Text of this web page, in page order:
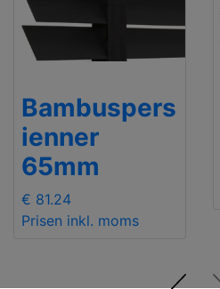
Bambuspers
ienner
65mm
€ 81.24
Prisen inkl. moms